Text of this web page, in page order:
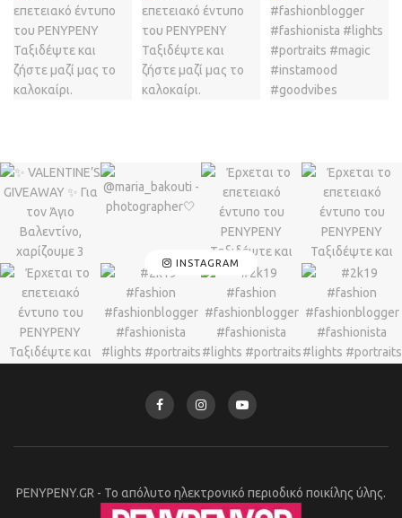
INSTAGRAM
PENYPENY.GR - Το απόλυτο ηλεκτρονικό περιοδικό ποικίλης ύλης.